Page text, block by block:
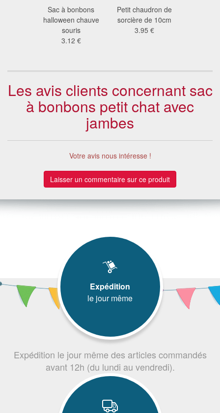
Sac à bonbons
halloween chauve
souris
3.12 €
Petit chaudron de
sorcière de 10cm
3.95 €
Les avis clients concernant sac
à bonbons petit chat avec
jambes
Votre avis nous intéresse !
Laisser un commentaire sur ce produit
Expédition
le jour même
Expédition le jour même des articles commandés
avant 12h (du lundi au vendredi).